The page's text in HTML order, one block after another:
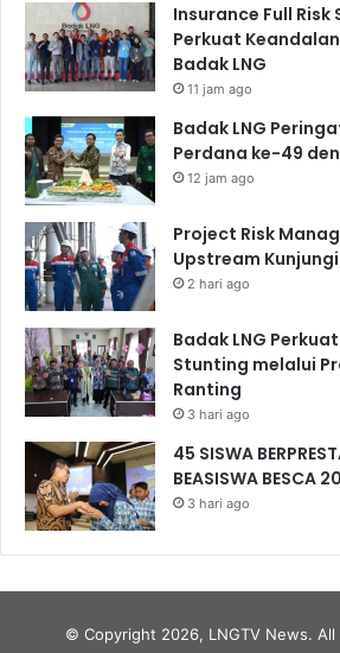
Insurance Full Risk
Perkuat
Badak LNG
11 jam ago
Badak LNG
Perdana ke-49
12 jam ago
Project Risk
Upstream Kunjungi
2 hari ago
Badak LNG
Stunting melalui
Ranting
3 hari ago
45 SISWA
BEASISWA BESCA
3 hari ago
© Copyright 2026, LNGTV News. All